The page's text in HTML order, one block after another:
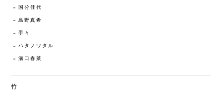
国分佳代
島野真希
手々
ハタノワタル
溝口春菜
竹